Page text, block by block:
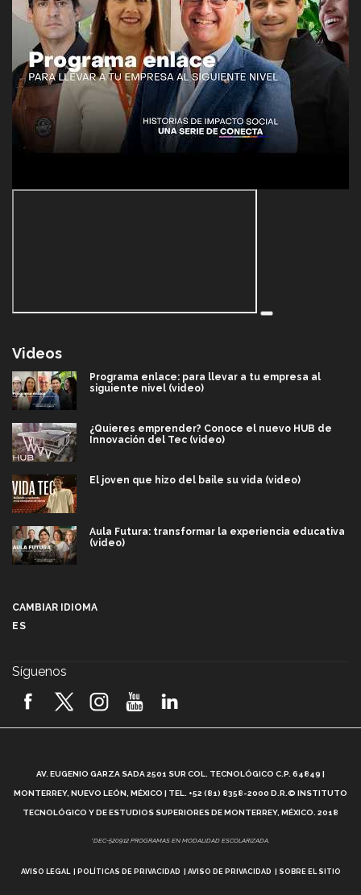
Videos
Programa enlace: para llevar a tu empresa al
siguiente nivel (video)
¿Quieres emprender? Conoce el nuevo HUB de
Innovación del Tec (video)
El joven que hizo del baile su vida (video)
Aula Futura: transformar la experiencia educativa
(video)
2026! (video)
¿Cómo es el Modelo Educativo Tec? (video)
Vida Tec: Feminismo e Inteligencia Artificial, Paola
CAMBIAR IDIOMA
ES
Síguenos
AV. EUGENIO GARZA SADA 2501 SUR COL. TECNOLÓGICO C.P. 64849 |
MONTERREY, NUEVO LEÓN, MÉXICO | TEL. +52 (81) 8358-2000 D.R.© INSTITUTO
TECNOLÓGICO Y DE ESTUDIOS SUPERIORES DE MONTERREY, MÉXICO. 2018
*DEC-520912 PROGRAMAS EN MODALIDAD ESCOLARIZADA.
AVISO LEGAL POLÍTICAS DE PRIVACIDAD AVISO DE PRIVACIDAD SOBRE EL SITIO